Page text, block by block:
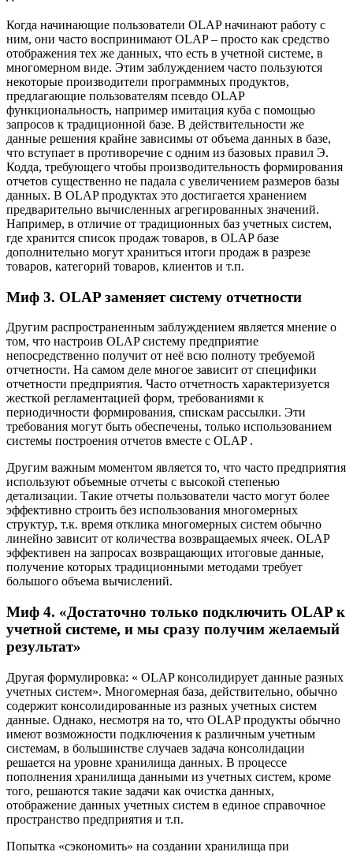
Когда начинающие пользователи OLAP начинают работу с
ним, они часто воспринимают OLAP – просто как средство
отображения тех же данных, что есть в учетной системе, в
многомерном виде. Этим заблуждением часто пользуются
некоторые производители программных продуктов,
предлагающие пользователям псевдо OLAP
функциональность, например имитация куба с помощью
запросов к традиционной базе. В действительности же
данные решения крайне зависимы от объема данных в базе,
что вступает в противоречие с одним из базовых правил Э.
Кодда, требующего чтобы производительность формирования
отчетов существенно не падала с увеличением размеров базы
данных. В OLAP продуктах это достигается хранением
предварительно вычисленных агрегированных значений.
Например, в отличие от традиционных баз учетных систем,
где хранится список продаж товаров, в OLAP базе
дополнительно могут храниться итоги продаж в разрезе
товаров, категорий товаров, клиентов и т.п.
Миф 3. OLAP заменяет систему отчетности
Другим распространенным заблуждением является мнение о
том, что настроив OLAP систему предприятие
непосредственно получит от неё всю полноту требуемой
отчетности. На самом деле многое зависит от специфики
отчетности предприятия. Часто отчетность характеризуется
жесткой регламентацией форм, требованиями к
периодичности формирования, спискам рассылки. Эти
требования могут быть обеспечены, только использованием
системы построения отчетов вместе с OLAP .
Другим важным моментом является то, что часто предприятия
используют объемные отчеты с высокой степенью
детализации. Такие отчеты пользователи часто могут более
эффективно строить без использования многомерных
структур, т.к. время отклика многомерных систем обычно
линейно зависит от количества возвращаемых ячеек. OLAP
эффективен на запросах возвращающих итоговые данные,
получение которых традиционными методами требует
большого объема вычислений.
Миф 4. «Достаточно только подключить OLAP к
учетной системе, и мы сразу получим желаемый
результат»
Другая формулировка: « OLAP консолидирует данные разных
учетных систем». Многомерная база, действительно, обычно
содержит консолидированные из разных учетных систем
данные. Однако, несмотря на то, что OLAP продукты обычно
имеют возможности подключения к различным учетным
системам, в большинстве случаев задача консолидации
решается на уровне хранилища данных. В процессе
пополнения хранилища данными из учетных систем, кроме
того, решаются такие задачи как очистка данных,
отображение данных учетных систем в единое справочное
пространство предприятия и т.п.
Попытка «сэкономить» на создании хранилища при